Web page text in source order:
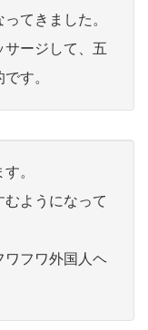
てきました。
サージして、五
す。
。
ようになって
ワフワ外国人ヘ